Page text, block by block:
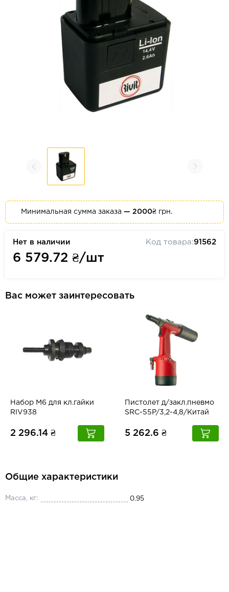
Минимальная сумма заказа — 2000₴ грн.
Нет в наличии
6 579.72 ₴/шт
Код товара:91562
Вас может заинтересовать
Набор М6 для кл.гайки
RIV938
2 296.14 ₴
Пистолет д/закл.пневмо
SRC-55P/3,2-4,8/Китай
5 262.6 ₴
Общие характеристики
Масса, кг: 0.95